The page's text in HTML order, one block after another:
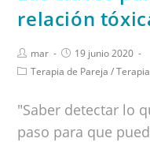
relación
mar
19 junio 2020
Terapia de Pareja /
"Saber detectar lo
paso para que